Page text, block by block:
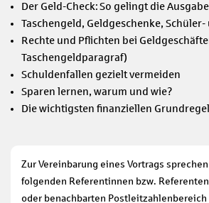
Der Geld-Check: So gelingt die
Taschengeld, Geldgeschenke,
Rechte und Pflichten bei
Taschengeldparagraf)
Schuldenfallen gezielt vermeiden
Sparen lernen, warum und wie?
Die wichtigsten finanziellen
Zur Vereinbarung eines Vortrags
folgenden Referentinnen bzw.
oder benachbarten Postleitzahlenbereich